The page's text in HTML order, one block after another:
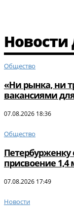
Новости
Общество
«Ни рынка, ни
вакансиями
07.08.2026 18:36
Общество
присвоение 1,4
07.08.2026 17:49
Новости